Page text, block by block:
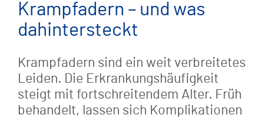
Krampfadern – und was
dahintersteckt
Krampfadern sind ein weit verbreitetes
Leiden. Die Erkrankungshäufigkeit
steigt mit fortschreitendem Alter. Früh
behandelt, lassen sich Komplikationen